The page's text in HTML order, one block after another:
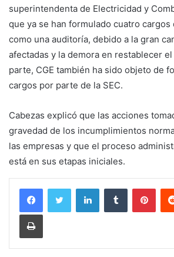
superintendenta de Electricidad y
que ya se han formulado cuatro cargos
como una auditoría, debido a la gran
afectadas y la demora en restablecer
parte, CGE también ha sido objeto de
cargos por parte de la SEC.
Cabezas explicó que las acciones
gravedad de los incumplimientos
las empresas y que el proceso
está en sus etapas iniciales.
LinkedInTumblr
Imprimir